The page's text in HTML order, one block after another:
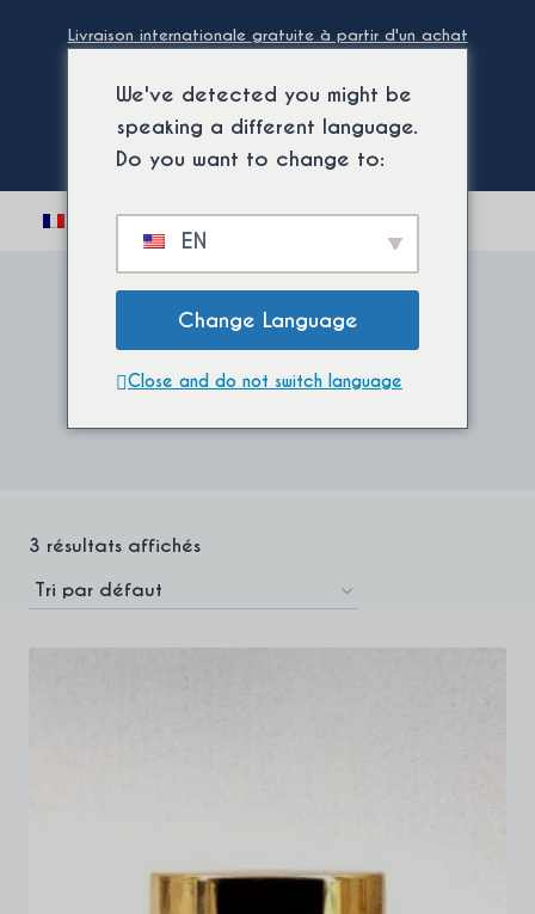
Livraison internationale gratuite à partir d'un achat
Ouvrir/fermer
menu
enfant
Crèmes
3 résultats affichés
We've detected you might be
speaking a different language.
Do you want to change to:
EN
Change Language
Close and do not switch language